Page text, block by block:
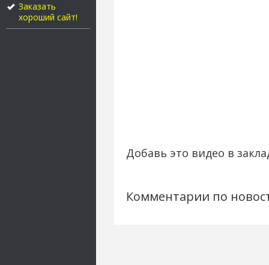
Заказать
хороший сайт!
Добавь это видео в
Комментарии по